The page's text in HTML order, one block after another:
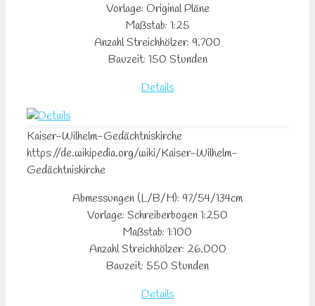
Vorlage: Original Pläne
Maßstab: 1:25
Anzahl Streichhölzer: 9.700
Bauzeit: 150 Stunden
Details
Kaiser-Wilhelm-Gedächtniskirche
https://de.wikipedia.org/wiki/Kaiser-Wilhelm-
Gedächtniskirche
Abmessungen (L/B/H): 97/54/134cm
Vorlage: Schreiberbogen 1:250
Maßstab: 1:100
Anzahl Streichhölzer: 26.000
Bauzeit: 550 Stunden
Details